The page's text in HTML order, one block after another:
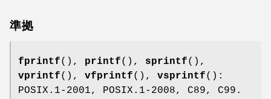
準拠
fprintf(), printf(), sprintf(),
vprintf(), vfprintf(), vsprintf():
POSIX.1-2001, POSIX.1-2008, C89, C99.